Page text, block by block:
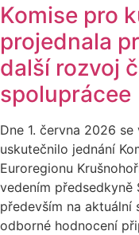
Komise pro
projednala
další rozvoj
spoluprácee
Dne 1. června 2026
uskutečnilo jednání
Euroregionu
vedením předsedkyně
především na aktuální
odborné hodnocení